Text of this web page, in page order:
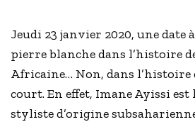
Jeudi 23 janvier 2020, une date
pierre blanche dans l’histoire
Africaine… Non, dans l’histoire
court. En effet, Imane Ayissi
styliste d’origine